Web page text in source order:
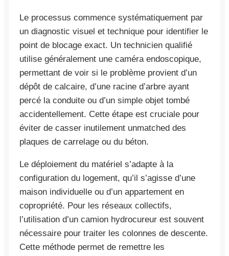
Le processus commence systématiquement par
un diagnostic visuel et technique pour identifier le
point de blocage exact. Un technicien qualifié
utilise généralement une caméra endoscopique,
permettant de voir si le problème provient d’un
dépôt de calcaire, d’une racine d’arbre ayant
percé la conduite ou d’un simple objet tombé
accidentellement. Cette étape est cruciale pour
éviter de casser inutilement unmatched des
plaques de carrelage ou du béton.
Le déploiement du matériel s’adapte à la
configuration du logement, qu’il s’agisse d’une
maison individuelle ou d’un appartement en
copropriété. Pour les réseaux collectifs,
l’utilisation d’un camion hydrocureur est souvent
nécessaire pour traiter les colonnes de descente.
Cette méthode permet de remettre les